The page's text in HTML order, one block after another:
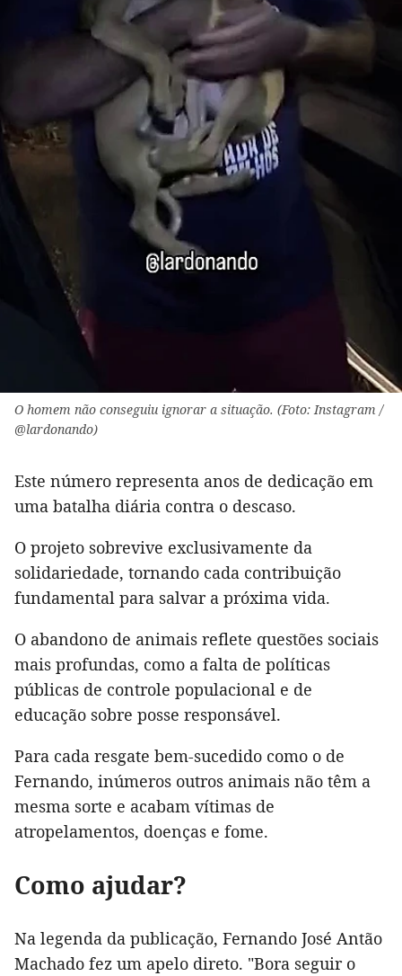
O homem não conseguiu ignorar a situação. (Foto: Instagram /
@lardonando)
Este número representa anos de dedicação em
uma batalha diária contra o descaso.
O projeto sobrevive exclusivamente da
solidariedade, tornando cada contribuição
fundamental para salvar a próxima vida.
O abandono de animais reflete questões sociais
mais profundas, como a falta de políticas
públicas de controle populacional e de
educação sobre posse responsável.
Para cada resgate bem-sucedido como o de
Fernando, inúmeros outros animais não têm a
mesma sorte e acabam vítimas de
atropelamentos, doenças e fome.
Como ajudar?
Na legenda da publicação, Fernando José Antão
Machado fez um apelo direto. "Bora seguir o